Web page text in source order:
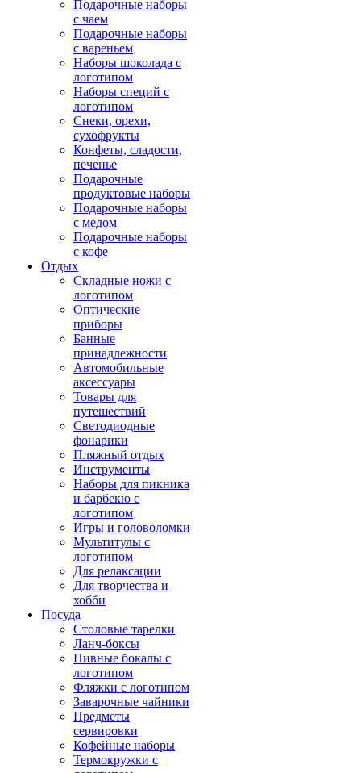
Подарочные наборы
с чаем
Подарочные наборы
с вареньем
Наборы шоколада с
логотипом
Наборы специй с
логотипом
Снеки, орехи,
сухофрукты
Конфеты, сладости,
печенье
Подарочные
продуктовые наборы
Подарочные наборы
с медом
Подарочные наборы
с кофе
Отдых
Складные ножи с
логотипом
Оптические
приборы
Банные
принадлежности
Автомобильные
аксессуары
Товары для
путешествий
Светодиодные
фонарики
Пляжный отдых
Инструменты
Наборы для пикника
и барбекю с
логотипом
Игры и головоломки
Мультитулы с
логотипом
Для релаксации
Для творчества и
хобби
Посуда
Столовые тарелки
Ланч-боксы
Пивные бокалы с
логотипом
Фляжки с логотипом
Заварочные чайники
Предметы
сервировки
Кофейные наборы
Термокружки с